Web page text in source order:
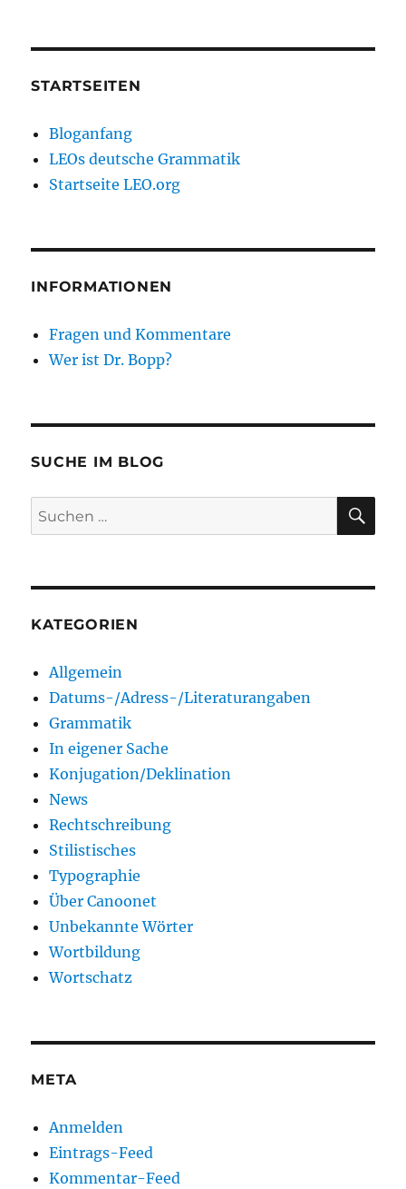
STARTSEITEN
Bloganfang
LEOs deutsche Grammatik
Startseite LEO.org
INFORMATIONEN
Fragen und Kommentare
Wer ist Dr. Bopp?
SUCHE IM BLOG
Suchen
nach:
KATEGORIEN
Allgemein
Datums-/Adress-/Literaturangaben
Grammatik
In eigener Sache
Konjugation/Deklination
News
Rechtschreibung
Stilistisches
Typographie
Über Canoonet
Unbekannte Wörter
Wortbildung
Wortschatz
META
Anmelden
Eintrags-Feed
Kommentar-Feed